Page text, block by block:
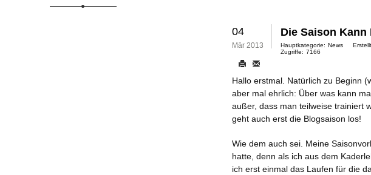
04
Mär 2013
Die Saison Kann
Hauptkategorie: News
Zugriffe: 7166
Hallo erstmal. Natürlich zu Beginn
aber mal ehrlich: Über was kann
außer, dass man teilweise trainiert
geht auch erst die Blogsaison los!
Wie dem auch sei. Meine
hatte, denn als ich aus dem
ich erst einmal das Laufen für die